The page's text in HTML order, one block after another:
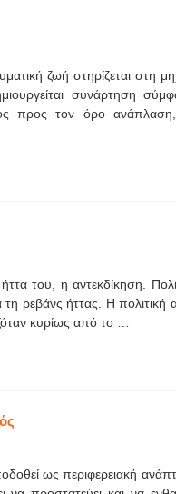
ζωή στηρίζεται στη
συνάρτηση
προς τον όρο
του, η αντεκδίκηση.
ρεβάνς ήττας. Η πολιτική
κυρίως από το …
ως περιφερειακή